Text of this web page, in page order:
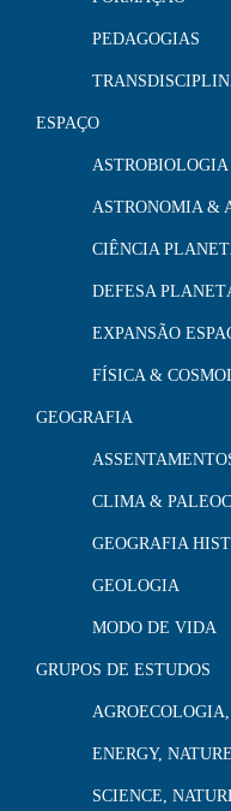
PEDAGOGIAS
ESPAÇO
ASTROBIOLOGIA
ASTRONOMIA &
CIÊNCIA
DEFESA
EXPANSÃO
FÍSICA &
GEOGRAFIA
CLIMA &
GEOGRAFIA
GEOLOGIA
MODO DE VIDA
GRUPOS DE ESTUDOS
ENERGY,
SCIENCE,